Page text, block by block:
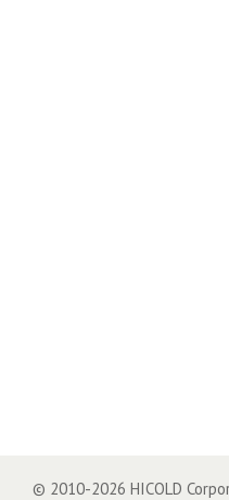
© 2010-2026 HICOLD